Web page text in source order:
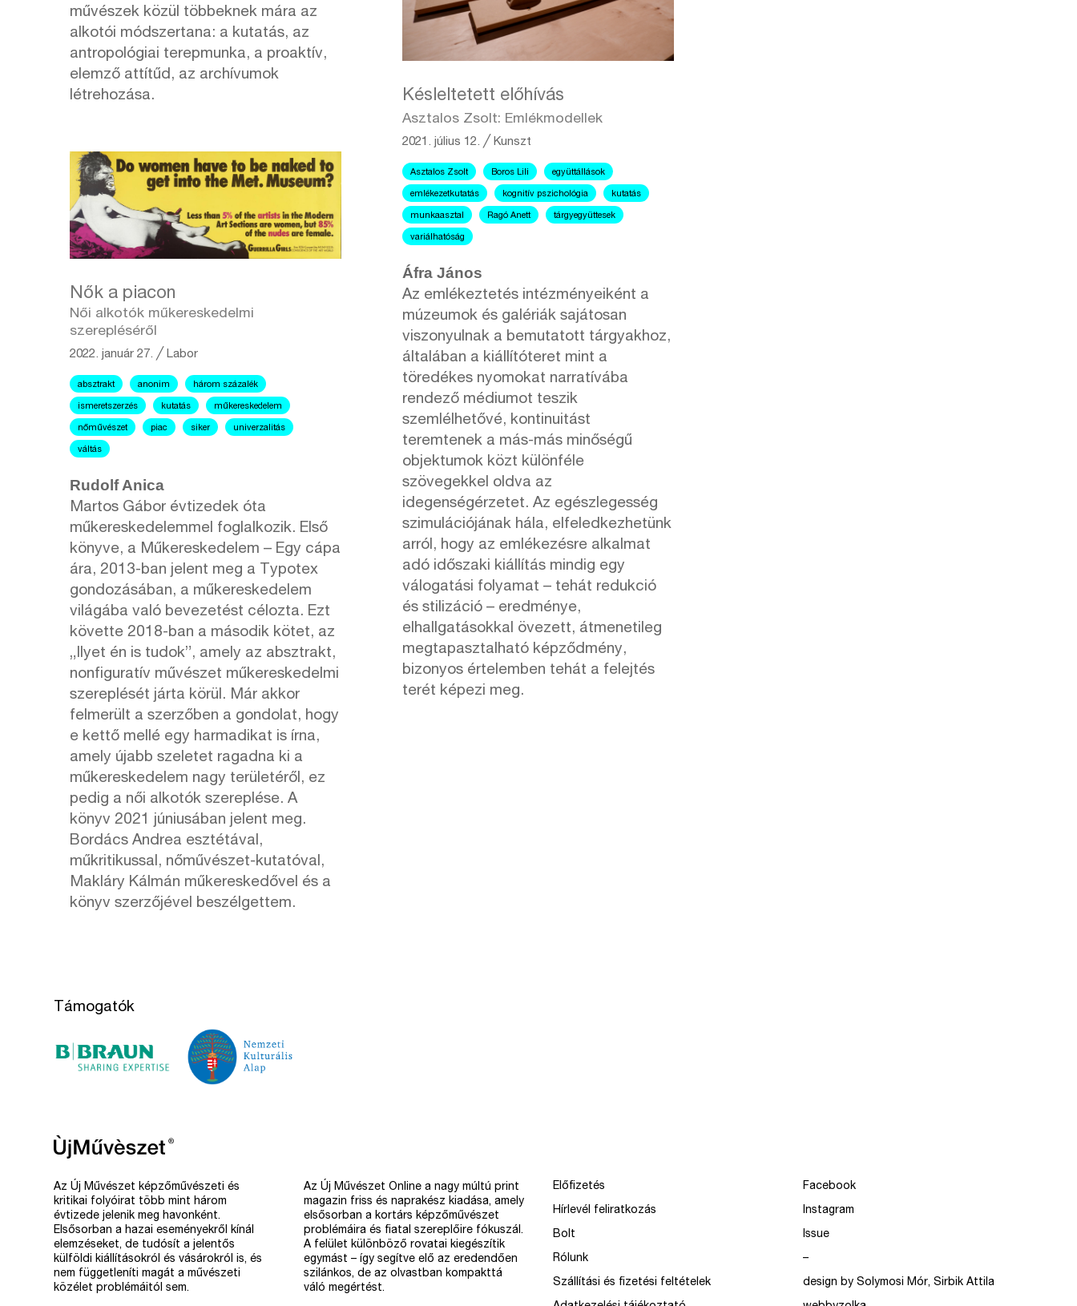
művészek közül többeknek mára az
alkotói módszertana: a kutatás, az
antropológiai terepmunka, a proaktív,
elemző attítűd, az archívumok
létrehozása.
Nők a piacon
Női alkotók műkereskedelmi
szerepléséről
2022. január 27. ╱ Labor
absztrakt anonim három százalék
ismeretszerzés kutatás műkereskedelem
nőművészet piac siker univerzalitás
váltás
Rudolf Anica
Martos Gábor évtizedek óta
műkereskedelemmel foglalkozik. Első
könyve, a Műkereskedelem – Egy cápa
ára, 2013-ban jelent meg a Typotex
gondozásában, a műkereskedelem
világába való bevezetést célozta. Ezt
követte 2018-ban a második kötet, az
„Ilyet én is tudok”, amely az absztrakt,
nonfiguratív művészet műkereskedelmi
szereplését járta körül. Már akkor
felmerült a szerzőben a gondolat, hogy
e kettő mellé egy harmadikat is írna,
amely újabb szeletet ragadna ki a
műkereskedelem nagy területéről, ez
pedig a női alkotók szereplése. A
könyv 2021 júniusában jelent meg.
Bordács Andrea esztétával,
műkritikussal, nőművészet-kutatóval,
Makláry Kálmán műkereskedővel és a
könyv szerzőjével beszélgettem.
Késleltetett előhívás
Asztalos Zsolt: Emlékmodellek
2021. július 12. ╱ Kunszt
Asztalos Zsolt Boros Lili együttállások
emlékezetkutatás kognitív pszichológia kutatás
munkaasztal Ragó Anett tárgyegyüttesek
variálhatóság
Áfra János
Az emlékeztetés intézményeiként a
múzeumok és galériák sajátosan
viszonyulnak a bemutatott tárgyakhoz,
általában a kiállítóteret mint a
töredékes nyomokat narratívába
rendező médiumot teszik
szemlélhetővé, kontinuitást
teremtenek a más-más minőségű
objektumok közt különféle
szövegekkel oldva az
idegenségérzetet. Az egészlegesség
szimulációjának hála, elfeledkezhetünk
arról, hogy az emlékezésre alkalmat
adó időszaki kiállítás mindig egy
válogatási folyamat – tehát redukció
és stilizáció – eredménye,
elhallgatásokkal övezett, átmenetileg
megtapasztalható képződmény,
bizonyos értelemben tehát a felejtés
terét képezi meg.
Támogatók
Az Új Művészet képzőművészeti és
kritikai folyóirat több mint három
évtizede jelenik meg havonként.
Elsősorban a hazai eseményekről kínál
elemzéseket, de tudósít a jelentős
külföldi kiállításokról és vásárokról is, és
nem függetleníti magát a művészeti
közélet problémáitól sem.
Az Új Művészet Online a nagy múltú print
magazin friss és naprakész kiadása, amely
elsősorban a kortárs képzőművészet
problémáira és fiatal szereplőire fókuszál.
A felület különböző rovatai kiegészítik
egymást – így segítve elő az eredendően
szilánkos, de az olvastban kompakttá
váló megértést.
Előfizetés
Hírlevél feliratkozás
Bolt
Rólunk
Szállítási és fizetési feltételek
Facebook
Instagram
Issue
–
design by Solymosi Mór, Sirbik Attila